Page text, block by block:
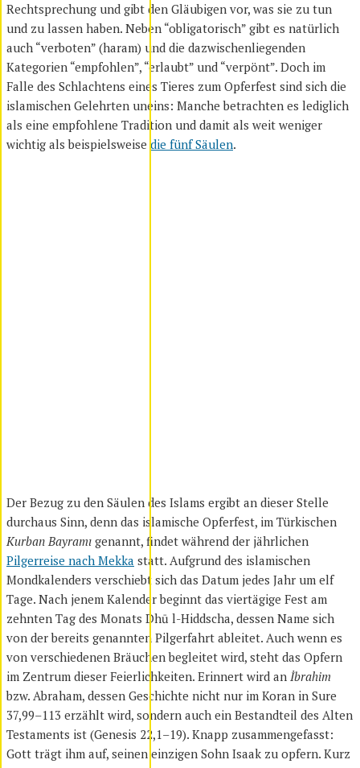
Rechtsprechung und gibt den Gläubigen vor, was sie zu tun
und zu lassen haben. Neben “obligatorisch” gibt es natürlich
auch “verboten” (haram) und die dazwischenliegenden
Kategorien “empfohlen”, “erlaubt” und “verpönt”. Doch im
Falle des Schlachtens eines Tieres zum Opferfest sind sich die
islamischen Gelehrten uneins: Manche betrachten es lediglich
als eine empfohlene Tradition und damit als weit weniger
wichtig als beispielsweise die fünf Säulen.
Der Bezug zu den Säulen des Islams ergibt an dieser Stelle
durchaus Sinn, denn das islamische Opferfest, im Türkischen
Kurban Bayramı genannt, findet während der jährlichen
Pilgerreise nach Mekka statt. Aufgrund des islamischen
Mondkalenders verschiebt sich das Datum jedes Jahr um elf
Tage. Nach jenem Kalender beginnt das viertägige Fest am
zehnten Tag des Monats Dhū l-Hiddscha, dessen Name sich
von der bereits genannten Pilgerfahrt ableitet. Auch wenn es
von verschiedenen Bräuchen begleitet wird, steht das Opfern
im Zentrum dieser Feierlichkeiten. Erinnert wird an İbrahim
bzw. Abraham, dessen Geschichte nicht nur im Koran in Sure
37,99–113 erzählt wird, sondern auch ein Bestandteil des Alten
Testaments ist (Genesis 22,1–19). Knapp zusammengefasst:
Gott trägt ihm auf, seinen einzigen Sohn Isaak zu opfern. Kurz